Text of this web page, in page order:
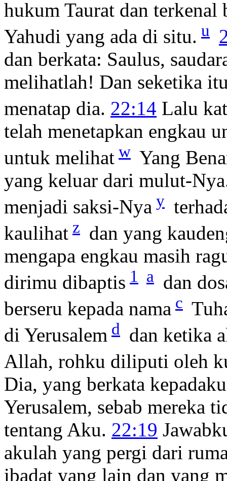
hukum Taurat dan terkenal
Yahudi yang ada di situ. u
dan berkata: Saulus,
melihatlah! Dan seketika
menatap dia. 22:14 Lalu
telah menetapkan engkau
untuk melihat w Yang
yang keluar dari mulut-
menjadi saksi-Nya y
kaulihat z dan yang
mengapa engkau masih
dirimu dibaptis 1 a dan
berseru kepada nama c
di Yerusalem d dan ketika
Allah, rohku diliputi oleh
Dia, yang berkata
Yerusalem, sebab mereka
tentang Aku. 22:19
akulah yang pergi dari
ibadat yang lain dan yang